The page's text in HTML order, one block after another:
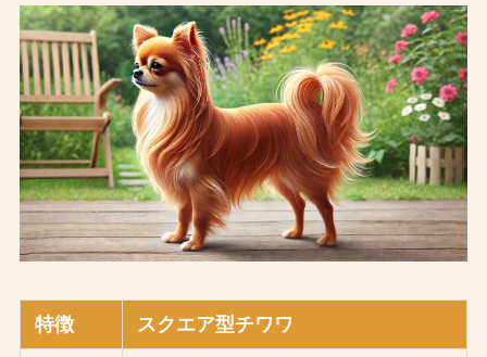
特徴 スクエア型チワワ